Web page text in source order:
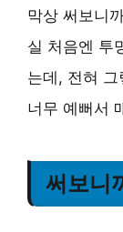
막상 써보니
실 처음엔 투
는데, 전혀
너무 예뻐서
써보니